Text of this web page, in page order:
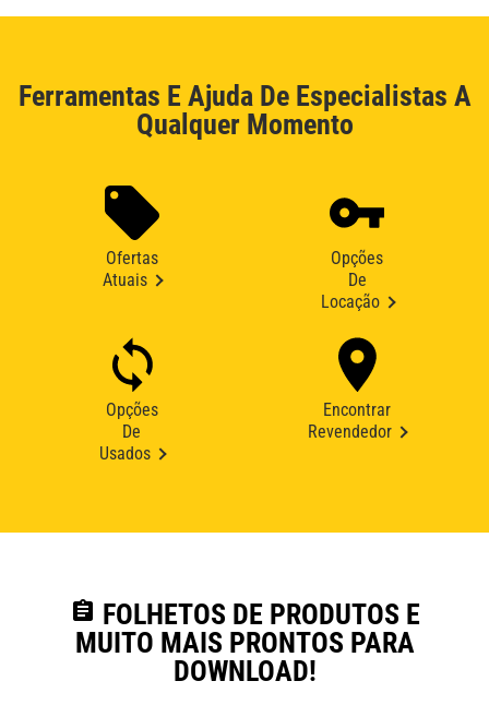
Ferramentas E Ajuda De Especialistas A
Qualquer Momento
Ofertas
Atuais
Opções
De
Locação
Opções
De
Usados
Encontrar
Revendedor
assignment FOLHETOS DE PRODUTOS E
MUITO MAIS PRONTOS PARA
DOWNLOAD!